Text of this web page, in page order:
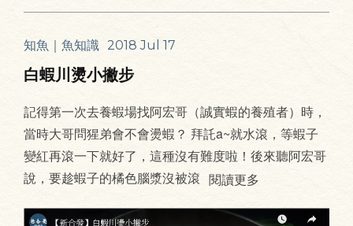
知魚｜魚知識 2018 Jul 17
白蝦川燙小撇步
記得第一次去養蝦場找阿宏哥（誠實蝦的養殖者）時，
當時大哥問猩弟會不會燙蝦？ 拜託a~就水滾，等蝦子
變紅再滾一下就好了，這種沒有難度啦！後來聽阿宏哥
說，要趁蝦子的橘色腦漿沒被滾 閱讀更多